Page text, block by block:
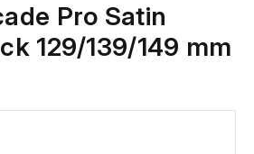
Pro Satin
129/139/149 mm